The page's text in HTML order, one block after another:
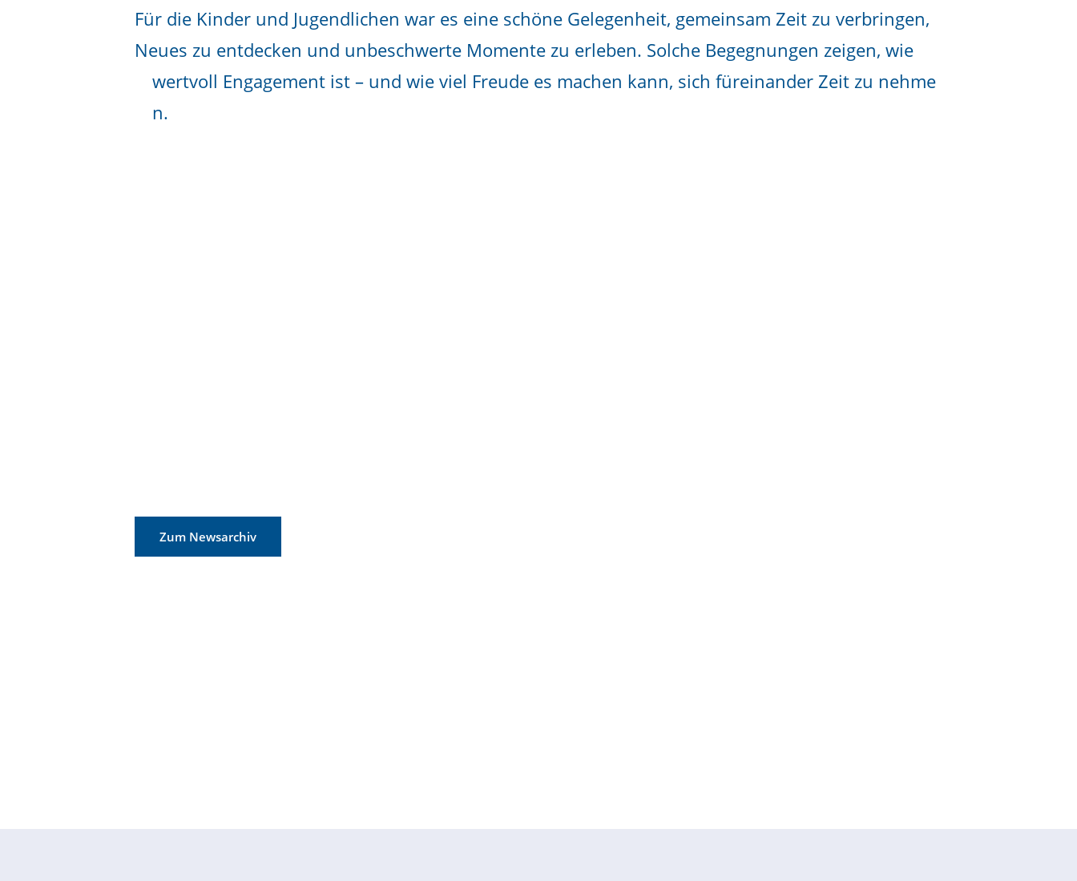
Für die Kinder und Jugendlichen war es eine schöne Gelegenheit, gemeinsam Zeit zu verbringen,
Neues zu entdecken und unbeschwerte Momente zu erleben. Solche Begegnungen zeigen, wie
wertvoll Engagement ist – und wie viel Freude es machen kann, sich füreinander Zeit zu nehme
n.
Zum Newsarchiv